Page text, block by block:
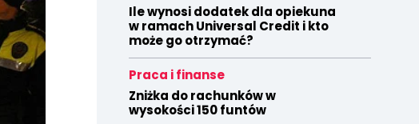
Ile wynosi dodatek dla opiekuna
w ramach Universal Credit i kto
może go otrzymać?
Praca i finanse
Zniżka do rachunków w
wysokości 150 funtów